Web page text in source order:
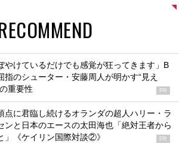
やけているだけでも感覚が狂ってきます」B
指のシューター・安藤周人が明かす“見え
重要性
PR
点に君臨し続けるオランダの超人ハリー・ラ
ンと日本のエースの太田海也「絶対王者から
」《ケイリン国際対談②》
PR